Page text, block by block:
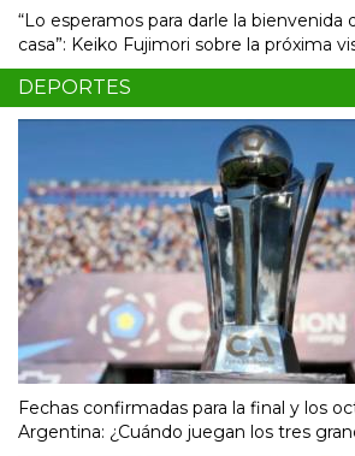
“Lo esperamos para darle la bienvenida
casa”: Keiko Fujimori sobre la próxima
DEPORTES
Fechas confirmadas para la final y los
Argentina: ¿Cuándo juegan los tres